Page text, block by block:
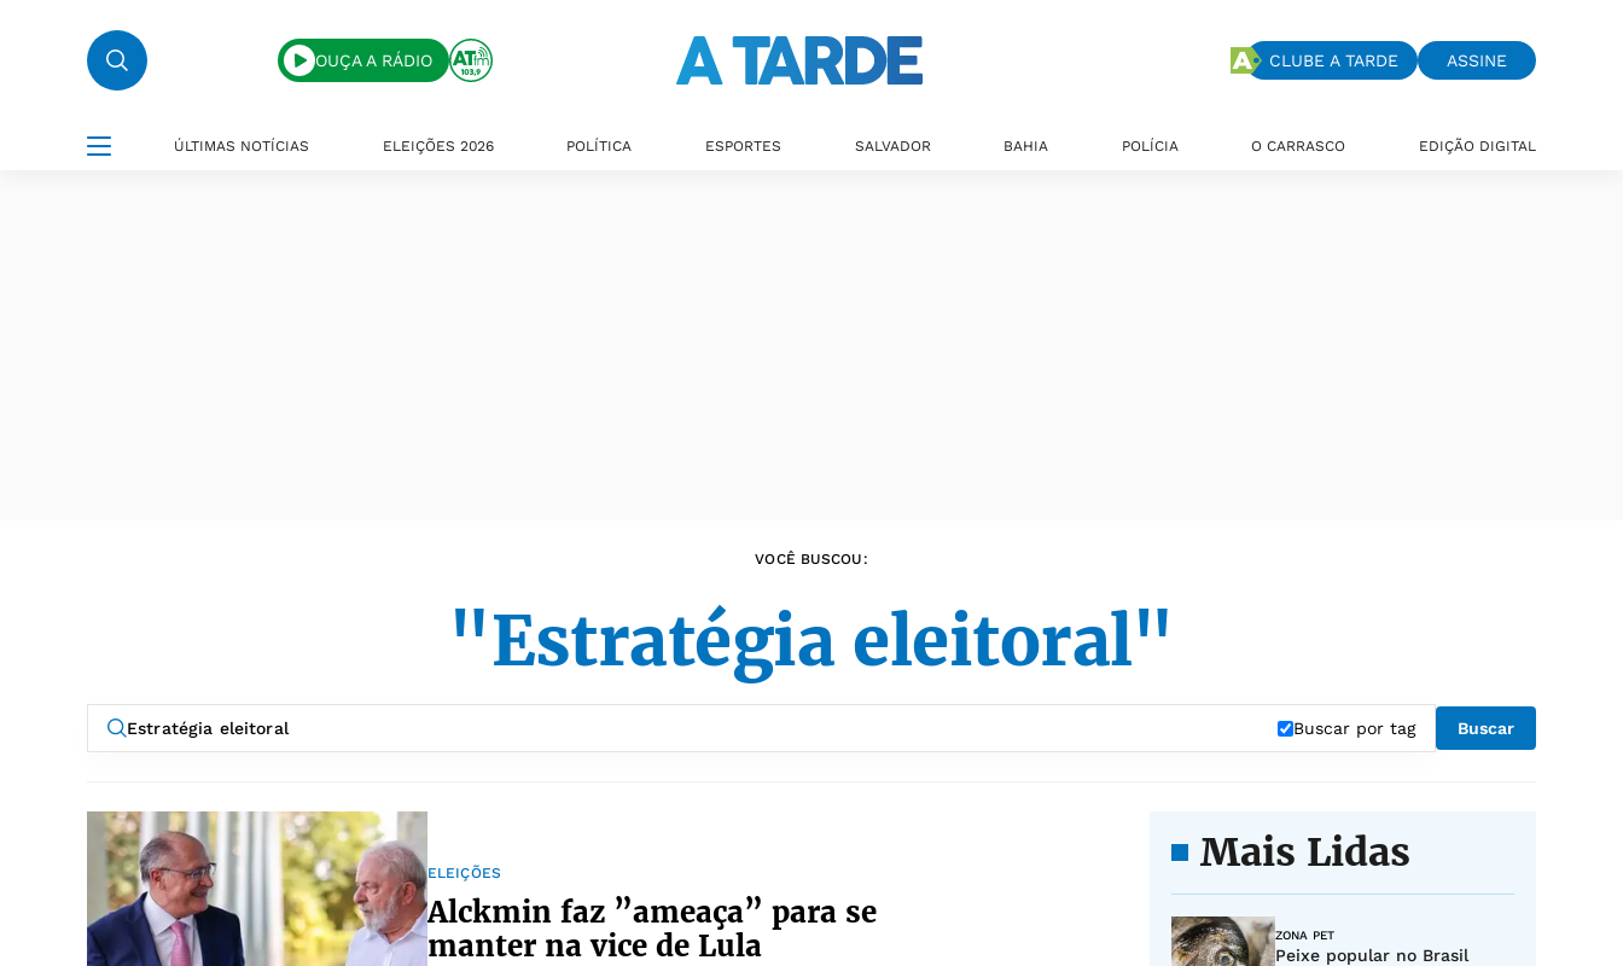
OUÇA A RÁDIO CLUBE A TARDE ASSINE
ÚLTIMAS NOTÍCIAS ELEIÇÕES 2026 POLÍTICA ESPORTES SALVADOR BAHIA POLÍCIA O CARRASCO EDIÇÃO DIGITAL
VOCÊ BUSCOU:
"Estratégia eleitoral"
Buscar por tag Buscar
ELEIÇÕES
Alckmin faz ”ameaça” para se
manter na vice de Lula
Mais Lidas
ZONA PET
Peixe popular no Brasil